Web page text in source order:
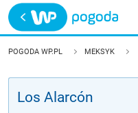
Trwa ładowanie
POLSKA
POGODA WP.PL MEKSYK